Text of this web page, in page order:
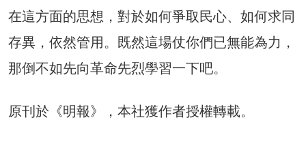
在這方面的思想，對於如何爭取民心、如何求同
存異，依然管用。既然這場仗你們已無能為力，
那倒不如先向革命先烈學習一下吧。
原刊於《明報》，本社獲作者授權轉載。